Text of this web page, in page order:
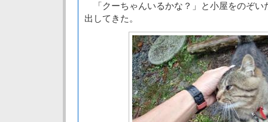
「クーちゃんいるかな？」と小屋をのぞい
出してきた。